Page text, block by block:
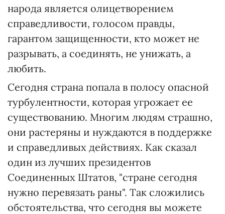
народа является олицетворением
справедливости, голосом правды,
гарантом защищенности, кто может не
разрывать, а соединять, не унижать, а
любить.
Сегодня страна попала в полосу опасной
турбулентности, которая угрожает ее
существованию. Многим людям страшно,
они растеряны и нуждаются в поддержке
и справедливых действиях. Как сказал
один из лучших президентов
Соединенных Штатов, "стране сегодня
нужно перевязать раны". Так сложились
обстоятельства, что сегодня вы можете